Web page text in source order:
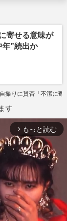
寄せる意味が
年”続出か
撮りに賛否「不潔に寄
す
arrow_forward_ios もっと読む